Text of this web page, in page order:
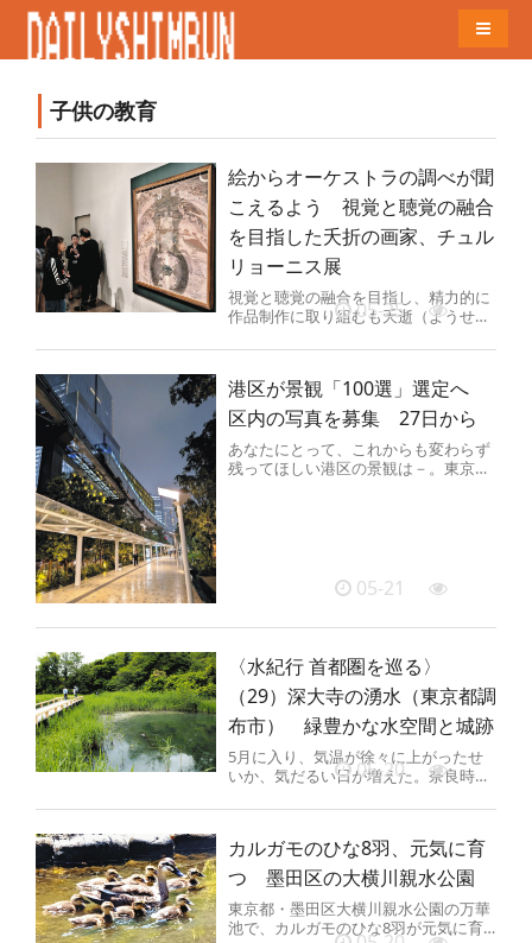
子供の教育
絵からオーケストラの調べが聞
こえるよう 視覚と聴覚の融合
を目指した夭折の画家、チュル
リョーニス展
視覚と聴覚の融合を目指し、精力的に
作品制作に取り組むも夭逝（ようせ
タンティナス・チュルリョーニス（1...
05-25
港区が景観「100選」選定へ
区内の写真を募集 27日から
あなたにとって、これからも変わらず
残ってほしい港区の景観は－。東京都
05-21
〈水紀行 首都圏を巡る〉
（29）深大寺の湧水（東京都調
布市） 緑豊かな水空間と城跡
5月に入り、気温が徐々に上がったせ
いか、気だるい日が増えた。奈良時代
だいじ）に行きたくなった。武蔵野...
05-20
カルガモのひな8羽、元気に育
つ 墨田区の大横川親水公園
東京都・墨田区大横川親水公園の万華
池で、カルガモのひな8羽が元気に育